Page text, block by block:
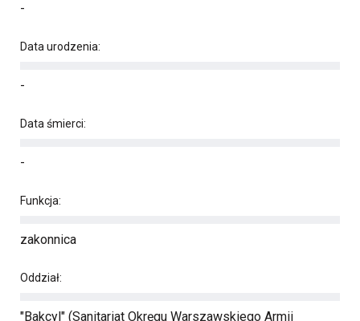
-
Data urodzenia:
-
Data śmierci:
-
Funkcja:
zakonnica
Oddział:
"Bakcyl" (Sanitariat Okręgu Warszawskiego Armii